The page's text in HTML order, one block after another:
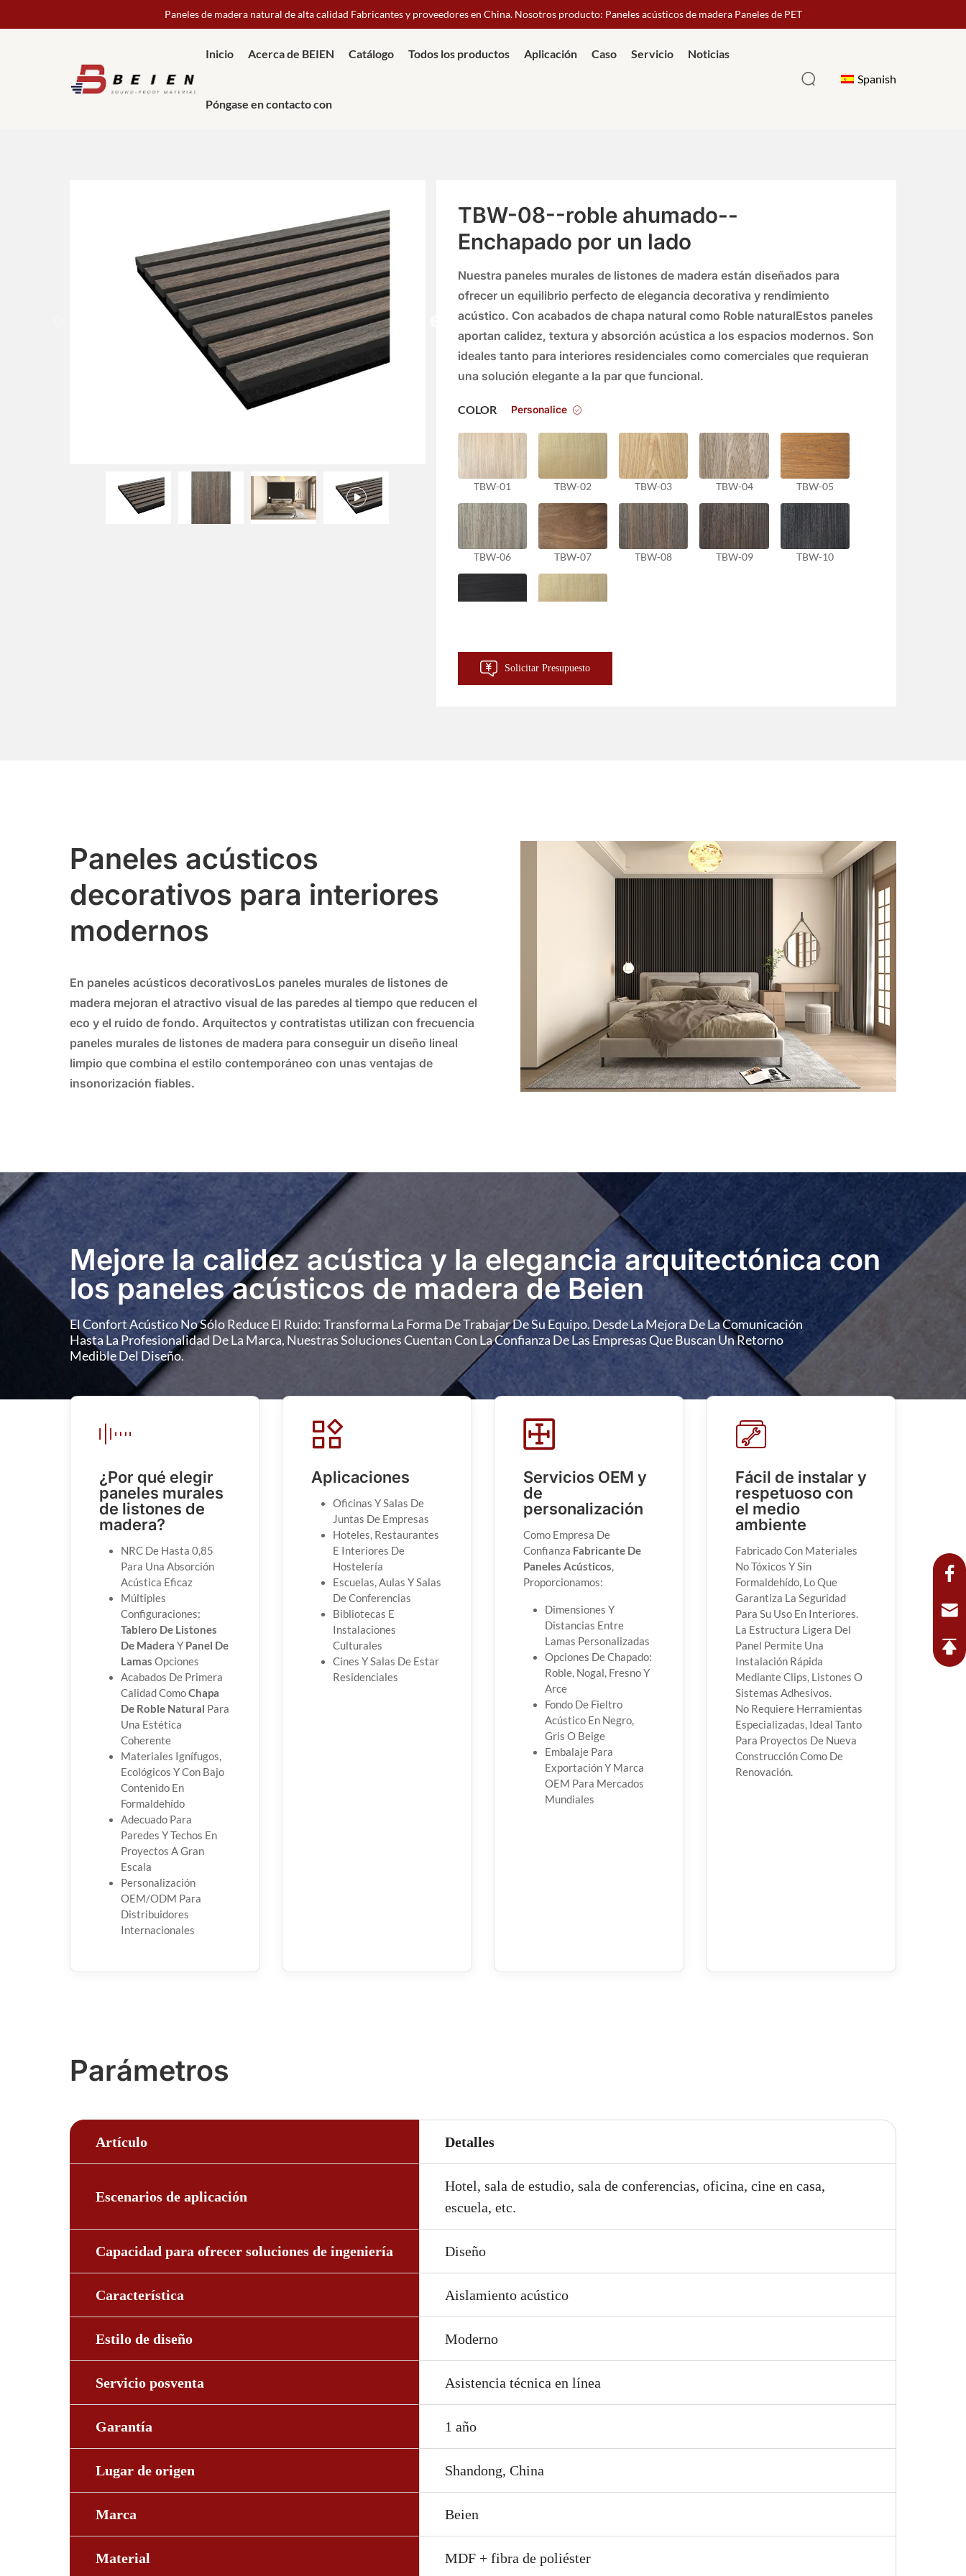
Paneles de madera natural de alta calidad Fabricantes y proveedores en China. Nosotros producto: Paneles acústicos de madera Paneles de PET
Inicio Acerca de BEIEN Catálogo Todos los productos Aplicación Caso Servicio Noticias
Póngase en contacto con
Spanish
TBW-08--roble ahumado--
Enchapado por un lado
Nuestra paneles murales de listones de madera están diseñados para
ofrecer un equilibrio perfecto deelegancia decorativa y rendimiento
acústico. Con acabados de chapa natural como Roble naturalEstos paneles
aportan calidez, textura y absorción acústica a los espacios modernos. Son
ideales tanto para interiores residenciales como comerciales que requieran
una solución elegante a la par que funcional.
COLOR Personalice
TBW-01 TBW-02 TBW-03 TBW-04 TBW-05
TBW-06 TBW-07 TBW-08 TBW-09 TBW-10
Solicitar Presupuesto
Paneles acústicos
decorativos para interiores
modernos
En paneles acústicos decorativosLos paneles murales de listones de
madera mejoran el atractivo visual de las paredes al tiempo que reducen el
eco y el ruido de fondo. Arquitectos y contratistas utilizan con frecuencia
paneles murales de listones de madera para conseguir un diseño lineal
limpio que combina el estilo contemporáneo con unas ventajas de
insonorización fiables.
Mejore la calidez acústica y la elegancia arquitectónica con
los paneles acústicos de madera de Beien
El Confort Acústico No Sólo Reduce El Ruido: Transforma La Forma De Trabajar De Su Equipo. Desde La Mejora De La Comunicación
Hasta La Profesionalidad De La Marca, Nuestras Soluciones Cuentan Con La Confianza De Las Empresas Que Buscan Un Retorno
Medible Del Diseño.
¿Por qué elegir
paneles murales
de listones de
madera?
NRC De Hasta 0,85
Para Una Absorción
Acústica Eficaz
Múltiples
Configuraciones:
Tablero De Listones
De Madera Y Panel De
Lamas Opciones
Acabados De Primera
Calidad ComoChapa
De Roble Natural Para
Una Estética
Coherente
Materiales Ignífugos,
Ecológicos Y Con Bajo
Contenido En
Formaldehído
Adecuado Para
Paredes Y Techos En
Proyectos A Gran
Escala
Personalización
OEM/ODM Para
Distribuidores
Internacionales
Aplicaciones
Oficinas Y Salas De
Juntas De Empresas
Hoteles, Restaurantes
E Interiores De
Hostelería
Escuelas, Aulas Y Salas
De Conferencias
Bibliotecas E
Instalaciones
Culturales
Cines Y Salas De Estar
Residenciales
Servicios OEM y
de
personalización
Como Empresa De
Confianza Fabricante De
Paneles Acústicos,
Proporcionamos:
Dimensiones Y
Distancias Entre
Lamas Personalizadas
Opciones De Chapado:
Roble, Nogal, Fresno Y
Arce
Fondo De Fieltro
Acústico En Negro,
Gris O Beige
Embalaje Para
Exportación Y Marca
OEM Para Mercados
Mundiales
Fácil de instalar y
respetuoso con
el medio
ambiente
Fabricado Con Materiales
No Tóxicos Y Sin
Formaldehído, Lo Que
Garantiza La Seguridad
Para Su Uso En Interiores.
La Estructura Ligera Del
Panel Permite Una
Instalación Rápida
Mediante Clips, Listones O
Sistemas Adhesivos.
No Requiere Herramientas
Especializadas, Ideal Tanto
Para Proyectos De Nueva
Construcción Como De
Renovación.
Parámetros
Artículo Detalles
Escenarios de aplicación
Hotel, sala de estudio, sala de conferencias, oficina, cine en casa,
escuela, etc.
Capacidad para ofrecer soluciones de ingeniería Diseño
Característica Aislamiento acústico
Estilo de diseño Moderno
Servicio posventa Asistencia técnica en línea
Garantía 1 año
Lugar de origen Shandong, China
Marca Beien
Material MDF + fibra de poliéster